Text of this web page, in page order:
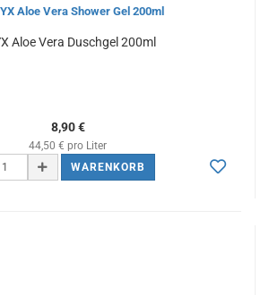
Aloe Vera Duschgel 200ml
8,90 €
44,50 € pro Liter
WARENKORB